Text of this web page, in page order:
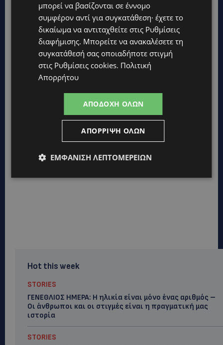
Hot this week
STORIES
ΓΕΝΕΘΛΙΟΣ ΗΜΕΡΑ: Η ηλικία είναι μόνο ένας αριθμός –
Οι άνθρωποι και οι στιγμές είναι η πραγματική μας
ιστορία
STORIES
μπορεί να βασίζονται σε έννομο
συμφέρον αντί για συγκατάθεση· έχετε το
δικαίωμα να αντιταχθείτε στις Ρυθμίσεις
διαφήμισης. Μπορείτε να ανακαλέσετε τη
συγκατάθεσή σας οποιαδήποτε στιγμή
στις Ρυθμίσεις cookies. Πολιτική
Απορρήτου
ΑΠΟΔΟΧΉ ΌΛΩΝ
ΑΠΌΡΡΙΨΗ ΌΛΩΝ
ΕΜΦΆΝΙΣΗ ΛΕΠΤΟΜΕΡΕΙΏΝ